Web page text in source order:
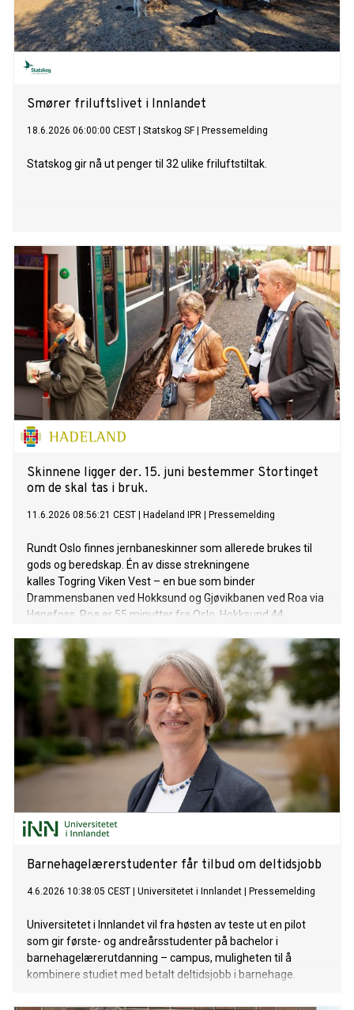
Smører friluftslivet i Innlandet
18.6.2026 06:00:00 CEST Statskog SF| Pressemelding
Statskog gir nå ut penger til 32 ulike friluftstiltak.
Skinnene ligger der. 15. juni bestemmer Stortinget
om de skal tas i bruk.
11.6.2026 08:56:21 CEST Hadeland IPR Pressemelding
Rundt Oslo finnes jernbaneskinner som allerede brukes til
gods og beredskap. Én av disse strekningene
kalles Togring Viken Vest – en bue som binder
Drammensbanen ved Hokksund og Gjøvikbanen ved Roa via
Hønefoss. Roa er 55 minutter fra Oslo, Hokksund 44
transport- og kommunikasjonskomiteen å ikke utrede
gjenåpning av strekningen Roa–Hokksund for
persontransport. Saken stemmes over i Stortinget 15. juni.
Vi mener premisset for anbefalingen er feil. Roa–Hokksund
er med å løse nasjonale utfordringer.
Barnehagelærerstudenter får tilbud om deltidsjobb
4.6.2026 10:38:05 CEST Universitetet i Innlandet Pressemelding
Universitetet i Innlandet vil fra høsten av teste ut en pilot
som gir første- og andreårsstudenter på bachelor i
barnehagelærerutdanning – campus, muligheten til å
kombinere studiet med betalt deltidsjobb i barnehage.